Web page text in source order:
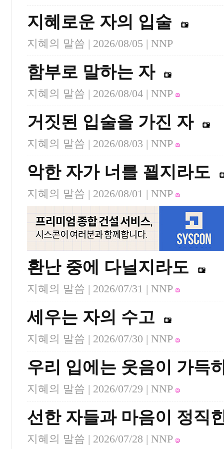
지혜로운 자의 입술
지혜의 말씀 | 2026/08/05 | NNP
함부로 말하는 자
지혜의 말씀 | 2026/08/04 | NNP
거짓된 입술을 가진 자
지혜의 말씀 | 2026/08/03 | NNP
악한 자가 너를 꾈지라도
지혜의 말씀 | 2026/08/01 | NNP
환난 중에 다닐지라도
지혜의 말씀 | 2026/07/31 | NNP
세우는 자의 수고
지혜의 말씀 | 2026/07/30 | NNP
우리 입에는 웃음이 가득
지혜의 말씀 | 2026/07/29 | NNP
선한 자들과 마음이 정직
지혜의 말씀 | 2026/07/28 | NNP